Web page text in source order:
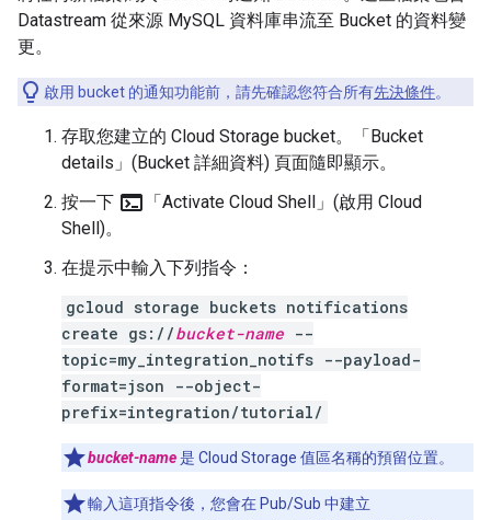
Datastream 從來源 MySQL 資料庫串流至 Bucket 的資料變
更。
啟用 bucket 的通知功能前，請先確認您符合所有先決條件。
存取您建立的 Cloud Storage bucket。「Bucket
details」(Bucket 詳細資料) 頁面隨即顯示。
按一下 terminal 「Activate Cloud Shell」(啟用 Cloud
Shell)。
在提示中輸入下列指令：
gcloud storage buckets notifications
create gs://bucket-name --
topic=my_integration_notifs --payload-
format=json --object-
prefix=integration/tutorial/
bucket-name是 Cloud Storage 值區名稱的預留位置。
輸入這項指令後，您會在 Pub/Sub 中建立